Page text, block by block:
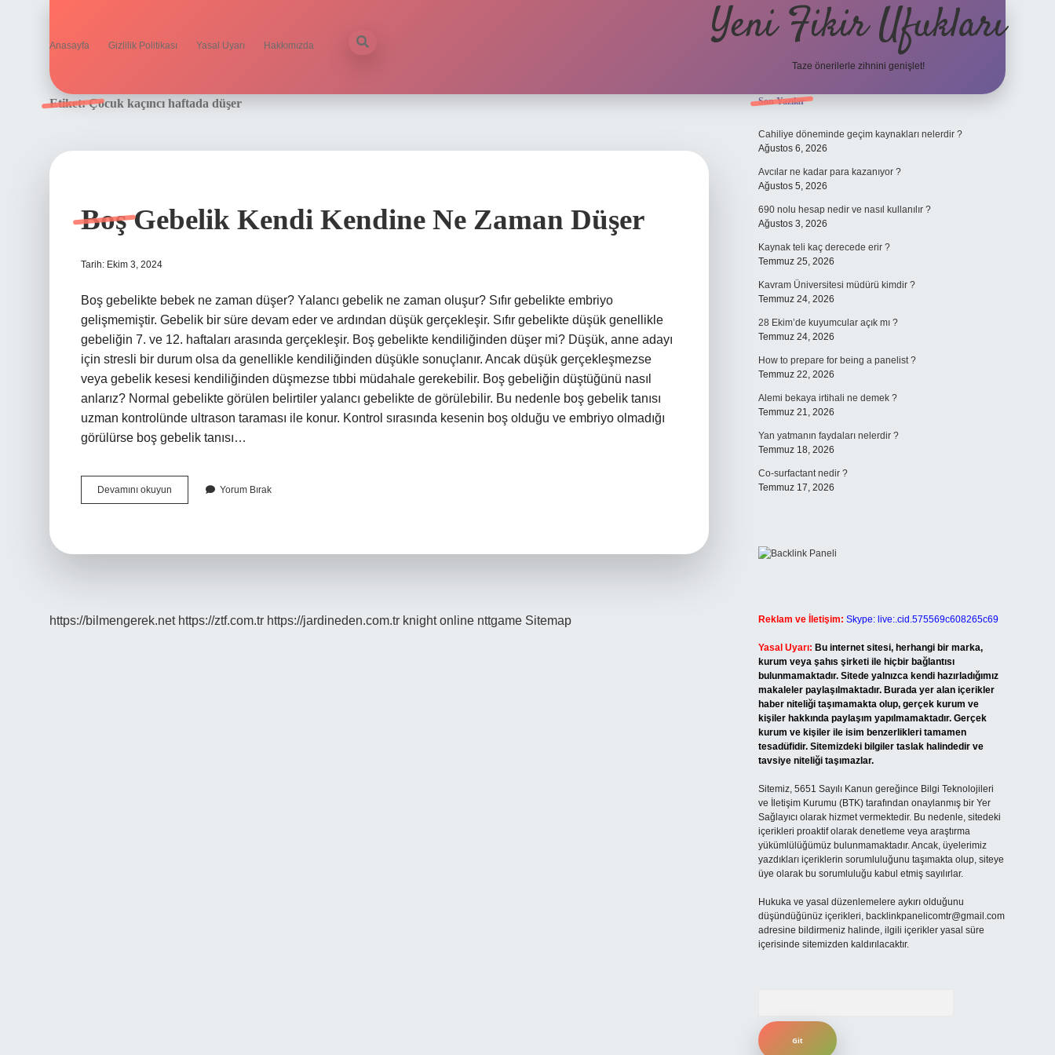
Anasayfa Gizlilik Politikası Yasal Uyarı Hakkımızda Yeni Fikir Ufukları
Taze önerilerle zihnini genişlet!
Etiket:Çocuk kaçıncı haftada düşer
Boş Gebelik Kendi Kendine Ne Zaman Düşer
Tarih: Ekim 3, 2024
Boş gebelikte bebek ne zaman düşer? Yalancı gebelik ne zaman oluşur? Sıfır gebelikte embriyo
gelişmemiştir. Gebelik bir süre devam eder ve ardından düşük gerçekleşir. Sıfır gebelikte düşük genellikle
gebeliğin 7. ve 12. haftaları arasında gerçekleşir. Boş gebelikte kendiliğinden düşer mi? Düşük, anne adayı
için stresli bir durum olsa da genellikle kendiliğinden düşükle sonuçlanır. Ancak düşük gerçekleşmezse
veya gebelik kesesi kendiliğinden düşmezse tıbbi müdahale gerekebilir. Boş gebeliğin düştüğünü nasıl
anlarız? Normal gebelikte görülen belirtiler yalancı gebelikte de görülebilir. Bu nedenle boş gebelik tanısı
uzman kontrolünde ultrason taraması ile konur. Kontrol sırasında kesenin boş olduğu ve embriyo olmadığı
görülürse boş gebelik tanısı…
Devamını okuyun
Gebelik
Yorum Bırak
https://bilmengerek.net https://ztf.com.tr https://jardineden.com.tr knight online nttgame Sitemap
Sidebar
Son Yazılar
Cahiliye döneminde geçim kaynakları nelerdir ?
Ağustos 6, 2026
Avcılar ne kadar para kazanıyor ?
Ağustos 5, 2026
690 nolu hesap nedir ve nasıl kullanılır ?
Ağustos 3, 2026
Kaynak teli kaç derecede erir ?
Temmuz 25, 2026
Kavram Üniversitesi müdürü kimdir ?
Temmuz 24, 2026
28 Ekim’de kuyumcular açık mı ?
Temmuz 24, 2026
How to prepare for being a panelist ?
Temmuz 22, 2026
Alemi bekaya irtihali ne demek ?
Temmuz 21, 2026
Yan yatmanın faydaları nelerdir ?
Temmuz 18, 2026
Co-surfactant nedir ?
Temmuz 17, 2026
Reklam ve İletişim: Skype: live:.cid.575569c608265c69
Yasal Uyarı: Bu internet sitesi, herhangi bir marka,
kurum veya şahıs şirketi ile hiçbir bağlantısı
bulunmamaktadır. Sitede yalnızca kendi hazırladığımız
makaleler paylaşılmaktadır. Burada yer alan içerikler
haber niteliği taşımamakta olup, gerçek kurum ve
kişiler hakkında paylaşım yapılmamaktadır. Gerçek
kurum ve kişiler ile isim benzerlikleri tamamen
tesadüfidir. Sitemizdeki bilgiler taslak halindedir ve
tavsiye niteliği taşımazlar.
Sitemiz, 5651 Sayılı Kanun gereğince Bilgi Teknolojileri
ve İletişim Kurumu (BTK) tarafından onaylanmış bir Yer
Sağlayıcı olarak hizmet vermektedir. Bu nedenle, sitedeki
içerikleri proaktif olarak denetleme veya araştırma
yükümlülüğümüz bulunmamaktadır. Ancak, üyelerimiz
yazdıkları içeriklerin sorumluluğunu taşımakta olup, siteye
üye olarak bu sorumluluğu kabul etmiş sayılırlar.
Hukuka ve yasal düzenlemelere aykırı olduğunu
düşündüğünüz içerikleri, backlinkpanelicomtr@gmail.com
adresine bildirmeniz halinde, ilgili içerikler yasal süre
içerisinde sitemizden kaldırılacaktır.